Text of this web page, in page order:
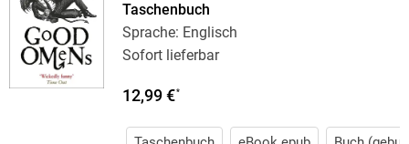
Taschenbuch
Sprache: Englisch
Sofort lieferbar
12,99 €*